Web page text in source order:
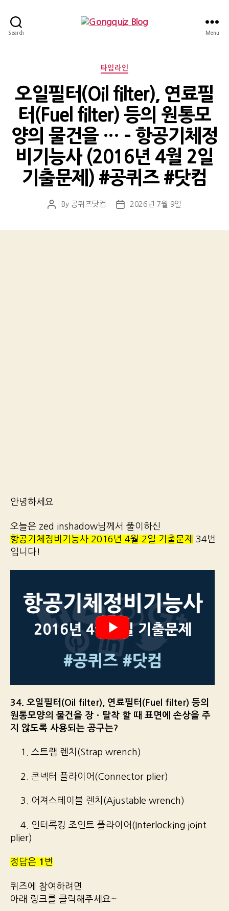
Search Menu
Categories
타임라인
오일필터(Oil filter), 연료필
터(Fuel filter) 등의 원통모
양의 물건을 … – 항공기체정
비기능사 (2016년 4월 2일
기출문제) #공퀴즈 #닷컴
PostBy 공퀴즈닷컴
Post2026년 7월 9일
안녕하세요
오늘은 zed inshadow님께서 풀이하신
항공기체정비기능사 2016년 4월 2일 기출문제
34번
입니다!
34. 오일필터(Oil filter), 연료필터(Fuel filter) 등의
원통모양의 물건을 장ㆍ탈착 할 때 표면에 손상을 주
지 않도록 사용되는 공구는?
1. 스트랩 렌치(Strap wrench)
2. 콘넥터 플라이어(Connector plier)
3. 어져스테이블 렌치(Ajustable wrench)
4. 인터록킹 조인트 플라이어(Interlocking joint
plier)
정답은 1 번
퀴즈에 참여하려면
아래 링크를 클릭해주세요~